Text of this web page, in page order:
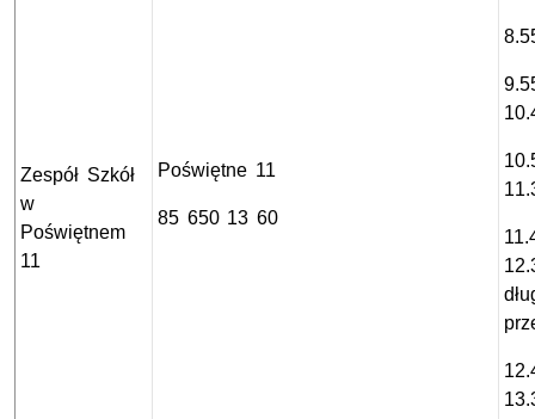
Zespół Szkół
w
Poświętnem
11
Poświętne 11
85 650 13 60